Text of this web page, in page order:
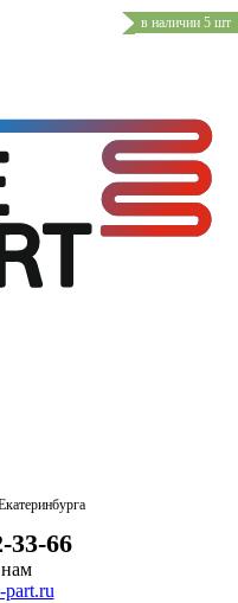
33-66
part.ru
в наличии 5 шт